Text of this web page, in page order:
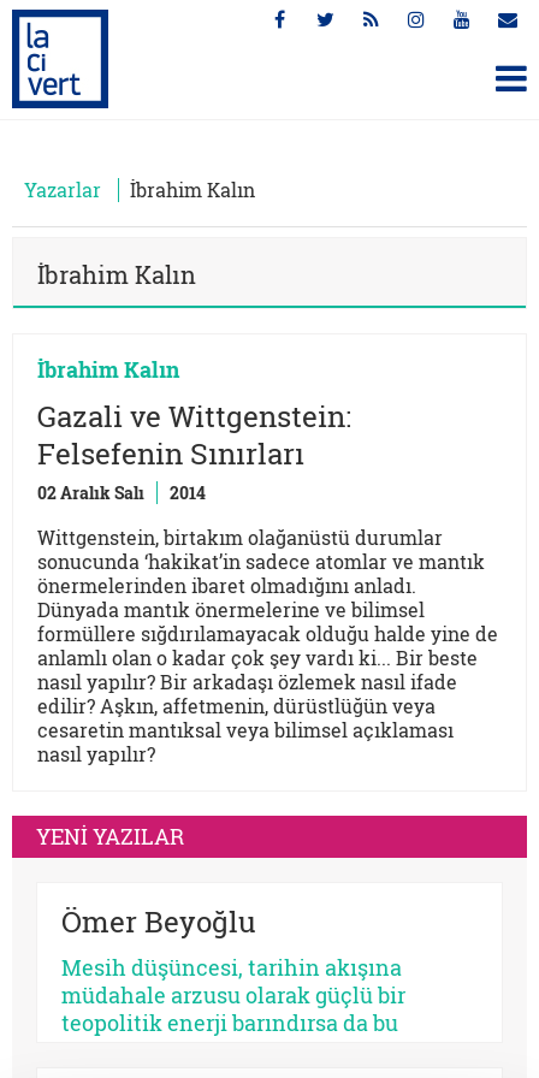
Yazarlar İbrahim Kalın
İbrahim Kalın
İbrahim Kalın
Gazali ve Wittgenstein:
Felsefenin Sınırları
02 Aralık Salı 2014
Wittgenstein, birtakım olağanüstü durumlar
sonucunda ‘hakikat’in sadece atomlar ve mantık
önermelerinden ibaret olmadığını anladı.
Dünyada mantık önermelerine ve bilimsel
formüllere sığdırılamayacak olduğu halde yine de
anlamlı olan o kadar çok şey vardı ki... Bir beste
nasıl yapılır? Bir arkadaşı özlemek nasıl ifade
edilir? Aşkın, affetmenin, dürüstlüğün veya
cesaretin mantıksal veya bilimsel açıklaması
nasıl yapılır?
YENİ YAZILAR
Ömer Beyoğlu
Mesih düşüncesi, tarihin akışına
müdahale arzusu olarak güçlü bir
teopolitik enerji barındırsa da bu